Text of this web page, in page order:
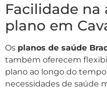
Facilidade na
plano em
Os planos de saúde
também oferecem
plano ao longo do
necessidades de saúde